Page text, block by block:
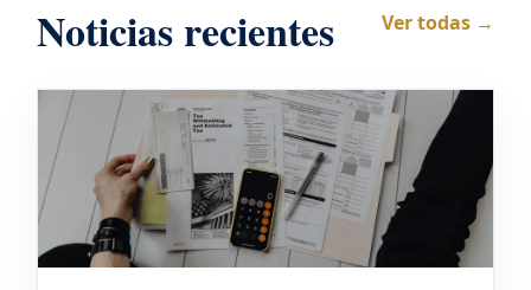
Noticias recientes Ver todas →